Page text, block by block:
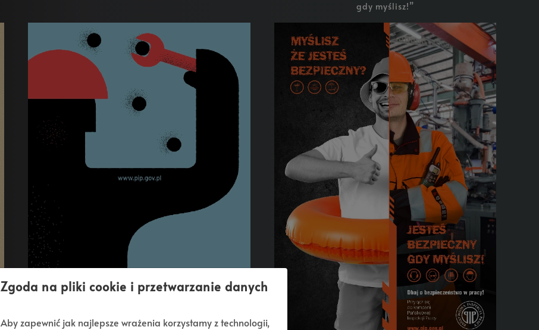
gdy myślisz!”
Zgoda na pliki cookie i przetwarzanie danych
Aby zapewnić jak najlepsze wrażenia korzystamy z technologii,